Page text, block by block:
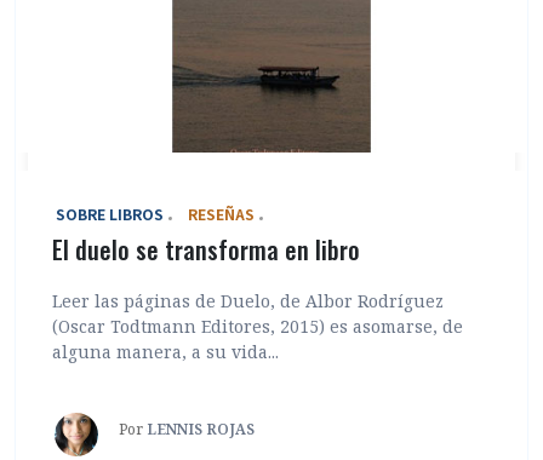
‎ SOBRE LIBROS RESEÑAS
El duelo se transforma en libro
Leer las páginas de Duelo, de Albor Rodríguez
(Oscar Todtmann Editores, 2015) es asomarse, de
alguna manera, a su vida...
Por LENNIS ROJAS